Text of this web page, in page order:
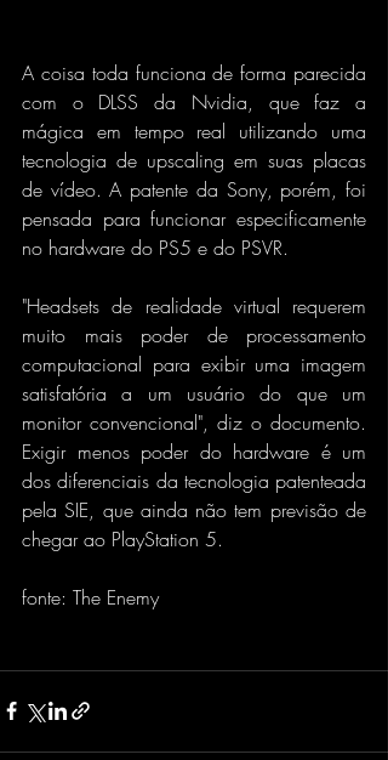
A coisa toda funciona de forma parecida
com o DLSS da Nvidia, que faz a
mágica em tempo real utilizando uma
tecnologia de upscaling em suas placas
de vídeo. A patente da Sony, porém, foi
pensada para funcionar especificamente
no hardware do PS5 e do PSVR.
"Headsets de realidade virtual requerem
muito mais poder de processamento
computacional para exibir uma imagem
satisfatória a um usuário do que um
monitor convencional", diz o documento.
Exigir menos poder do hardware é um
dos diferenciais da tecnologia patenteada
pela SIE, que ainda não tem previsão de
chegar ao PlayStation 5.
fonte: The Enemy